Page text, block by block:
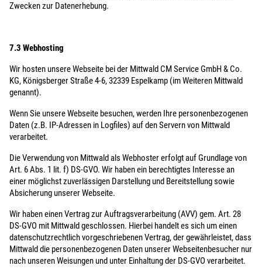
Zwecken zur Datenerhebung.
7.3 Webhosting
Wir hosten unsere Webseite bei der Mittwald CM Service GmbH & Co.
KG, Königsberger Straße 4-6, 32339 Espelkamp (im Weiteren Mittwald
genannt).
Wenn Sie unsere Webseite besuchen, werden Ihre personenbezogenen
Daten (z.B. IP-Adressen in Logfiles) auf den Servern von Mittwald
verarbeitet.
Die Verwendung von Mittwald als Webhoster erfolgt auf Grundlage von
Art. 6 Abs. 1 lit. f) DS-GVO. Wir haben ein berechtigtes Interesse an
einer möglichst zuverlässigen Darstellung und Bereitstellung sowie
Absicherung unserer Webseite.
Wir haben einen Vertrag zur Auftragsverarbeitung (AVV) gem. Art. 28
DS-GVO mit Mittwald geschlossen. Hierbei handelt es sich um einen
datenschutzrechtlich vorgeschriebenen Vertrag, der gewährleistet, dass
Mittwald die personenbezogenen Daten unserer Webseitenbesucher nur
nach unseren Weisungen und unter Einhaltung der DS-GVO verarbeitet.